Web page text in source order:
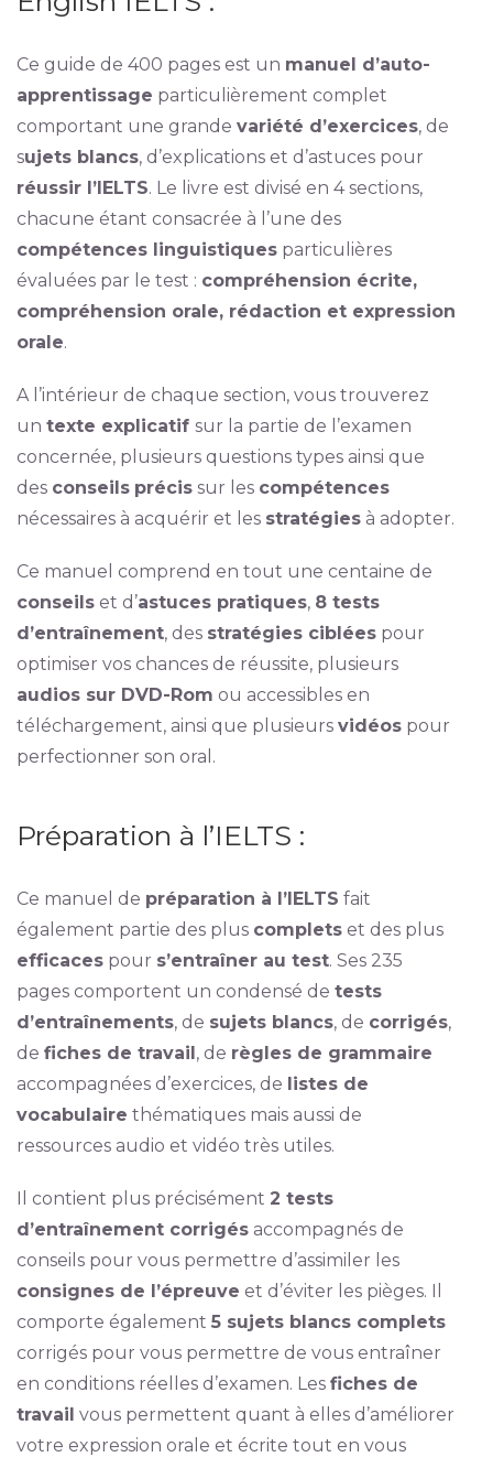
Ce guide de 400 pages est un manuel d’auto-
apprentissage particulièrement complet
comportant une grande variété d’exercices, de
sujets blancs, d’explications et d’astuces pour
réussir l’IELTS. Le livre est divisé en 4 sections,
chacune étant consacrée à l’une des
compétences linguistiquesparticulières
évaluées par le test : compréhension écrite,
compréhension orale, rédaction et expression
orale.
A l’intérieur de chaque section, vous trouverez
un texte explicatif sur la partie de l’examen
concernée, plusieurs questions types ainsi que
des conseils précissur les compétences
nécessaires à acquérir et les stratégiesà adopter.
Ce manuel comprend en tout une centaine de
conseilset d’astuces pratiques, 8 tests
d’entraînement, des stratégies cibléespour
optimiser vos chances de réussite, plusieurs
audios sur DVD-Rom ou accessibles en
téléchargement, ainsi que plusieurs vidéospour
perfectionner son oral.
Préparation à l’IELTS :
Ce manuel de préparation à l’IELTS fait
également partie des plus completset des plus
efficacespour s’entraîner au test. Ses 235
pages comportent un condensé de tests
d’entraînements, de sujets blancs, de corrigés,
de fiches de travail, de règles de grammaire
accompagnées d’exercices, de listes de
vocabulaire thématiques mais aussi de
ressources audio et vidéo très utiles.
Il contient plus précisément 2 tests
d’entraînement corrigésaccompagnés de
conseils pour vous permettre d’assimiler les
consignes de l’épreuve et d’éviter les pièges. Il
comporte également 5 sujets blancs complets
corrigés pour vous permettre de vous entraîner
en conditions réelles d’examen. Les fiches de
travail vous permettent quant à elles d’améliorer
votre expression orale et écrite tout en vous